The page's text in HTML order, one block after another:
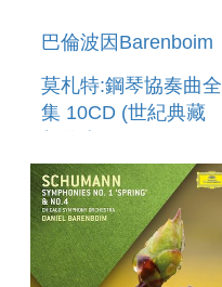
巴倫波因Barenboim
莫札特:鋼琴協奏曲全
集 10CD (世紀典藏
THE COMPLETE
PIANO
CONCERTOS